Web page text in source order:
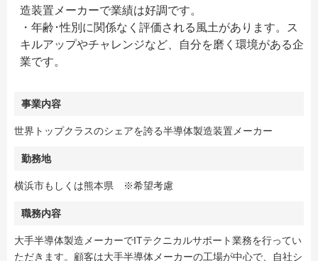
造装置メーカーで業績は好調です。
・年齢･性別に関係なく評価される風土があります。ス
キルアップやチャレンジなど、自分を磨く環境がある企
業です。
事業内容
世界トップクラスのシェアを誇る半導体製造装置メーカー
勤務地
横浜市もしくは熊本県 ※希望考慮
職務内容
大手半導体製造メーカーでITテクニカルサポート業務を行ってい
ただきます。顧客は大手半導体メーカーの工場が中心で、自社シ